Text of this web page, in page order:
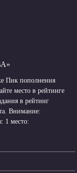
Пик пополнения
место в рейтинге
в рейтинг
Внимание:
1 место: